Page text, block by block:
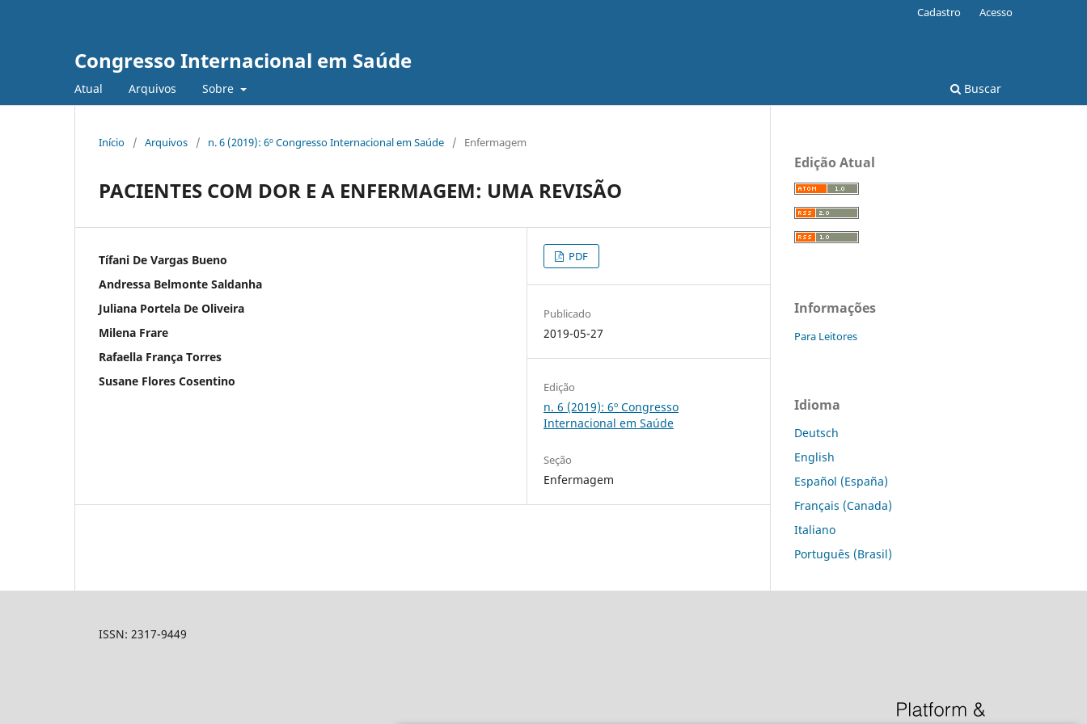
Congresso Internacional em Saúde
Atual Arquivos Sobre Buscar
Cadastro Acesso
Início / Arquivos / n. 6 (2019): 6º Congresso Internacional em Saúde / Enfermagem
PACIENTES COM DOR E A ENFERMAGEM: UMA REVISÃO
Tífani De Vargas Bueno
Andressa Belmonte Saldanha
Juliana Portela De Oliveira
Milena Frare
Rafaella França Torres
Susane Flores Cosentino
PDF
Publicado
2019-05-27
Edição
n. 6 (2019): 6º Congresso
Internacional em Saúde
Seção
Enfermagem
Edição Atual
Informações
Para Leitores
Idioma
Deutsch
English
Español (España)
Français (Canada)
Italiano
Português (Brasil)
ISSN: 2317-9449